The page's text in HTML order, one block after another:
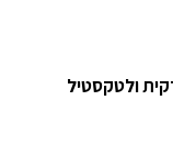
ולטקסטיל